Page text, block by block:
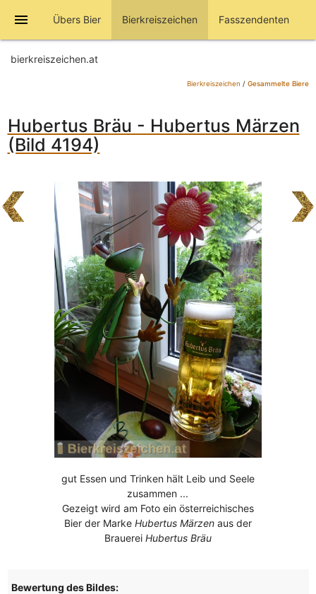
menu Übers Bier Bierkreiszeichen Fasszendenten
bierkreiszeichen.at
Bierkreiszeichen / Gesammelte Biere
Hubertus Bräu - Hubertus Märzen
(Bild 4194)
gut Essen und Trinken hält Leib und Seele
zusammen ...
Gezeigt wird am Foto ein österreichisches
Bier der Marke Hubertus Märzenaus der
Brauerei Hubertus Bräu
Bewertung des Bildes: